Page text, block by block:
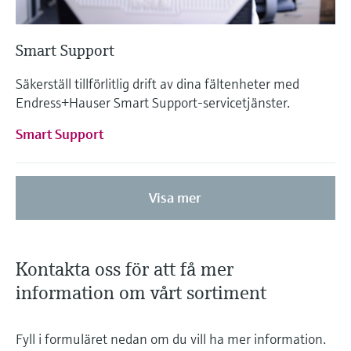
Smart Support
Säkerställ tillförlitlig drift av dina fältenheter med
Endress+Hauser Smart Support-servicetjänster.
Smart Support
Visa mer
Kontakta oss för att få mer
information om vårt sortiment
Fyll i formuläret nedan om du vill ha mer information.